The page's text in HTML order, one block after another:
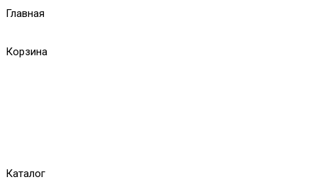
Главная
Корзина
Каталог